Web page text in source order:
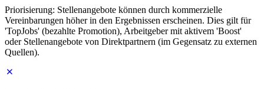
Priorisierung: Stellenangebote können durch kommerzielle
Vereinbarungen höher in den Ergebnissen erscheinen. Dies gilt für
'TopJobs' (bezahlte Promotion), Arbeitgeber mit aktivem 'Boost'
oder Stellenangebote von Direktpartnern (im Gegensatz zu externen
Quellen).